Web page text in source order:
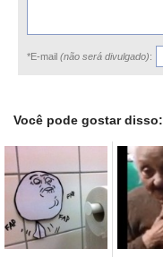
*E-mail (não será divulgado):
Você pode gostar disso: